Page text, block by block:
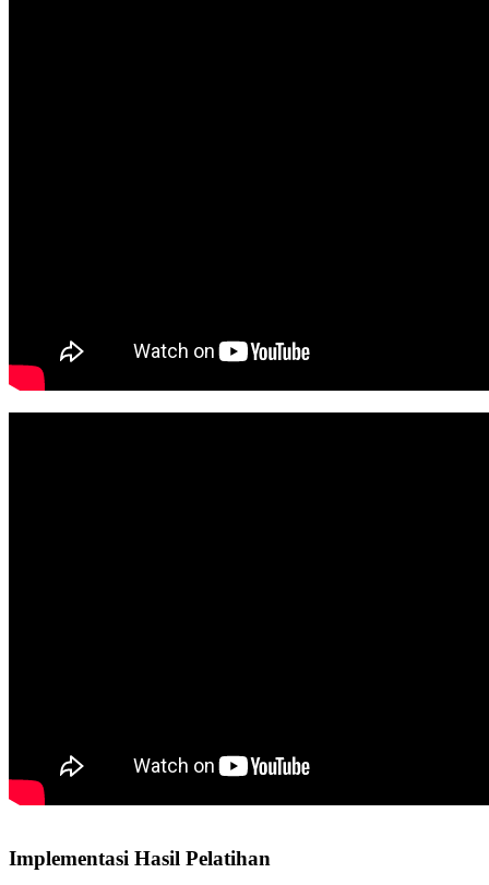
Implementasi Hasil Pelatihan